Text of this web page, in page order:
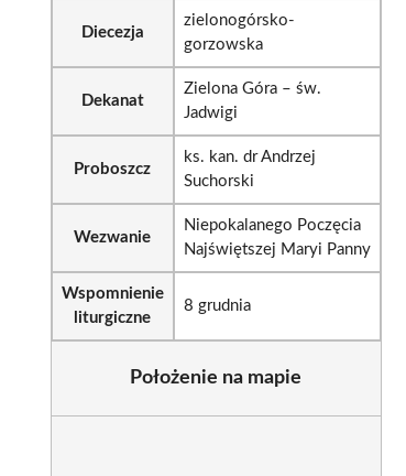
Diecezja
zielonogórsko-
gorzowska
Dekanat
Zielona Góra – św.
Jadwigi
Proboszcz
ks. kan. dr Andrzej
Suchorski
Wezwanie
Niepokalanego Poczęcia
Najświętszej Maryi Panny
Wspomnienie
liturgiczne
8 grudnia
Położenie na mapie